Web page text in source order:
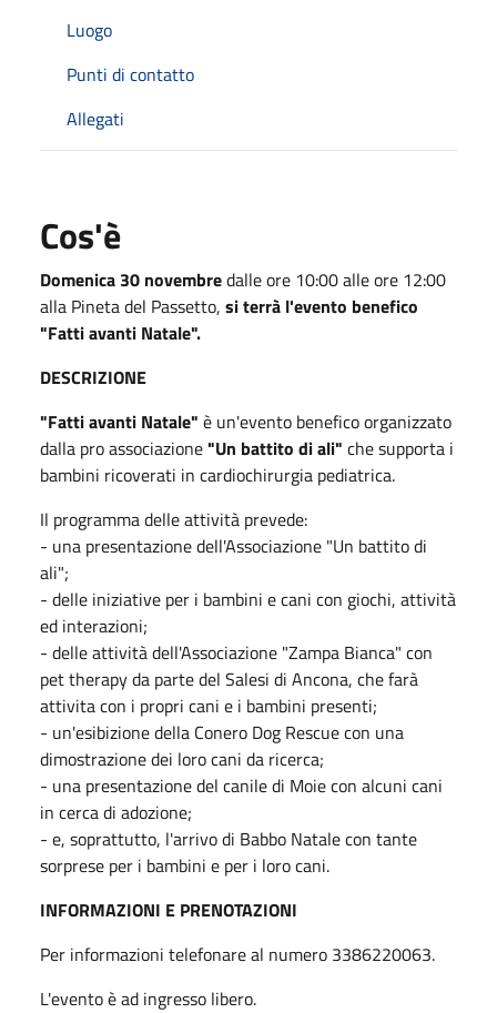
Luogo
Punti di contatto
Allegati
Cos'è
Domenica 30 novembredalle ore 10:00 alle ore 12:00
alla Pineta del Passetto, si terrà l'evento benefico
"Fatti avanti Natale".
DESCRIZIONE
"Fatti avanti Natale" è un'evento benefico organizzato
dalla pro associazione"Un battito di ali" che supporta i
bambini ricoverati in cardiochirurgia pediatrica.
Il programma delle attività prevede:
- una presentazione dell'Associazione "Un battito di
ali";
- delle iniziative per i bambini e cani con giochi, attività
ed interazioni;
- delle attività dell'Associazione "Zampa Bianca" con
pet therapy da parte del Salesi di Ancona, che farà
attivita con i propri cani e i bambini presenti;
- un'esibizione della Conero Dog Rescue con una
dimostrazione dei loro cani da ricerca;
- una presentazione del canile di Moie con alcuni cani
in cerca di adozione;
- e, soprattutto, l'arrivo di Babbo Natale con tante
sorprese per i bambini e per i loro cani.
INFORMAZIONI E PRENOTAZIONI
Per informazioni telefonare al numero 3386220063.
L'evento è ad ingresso libero.